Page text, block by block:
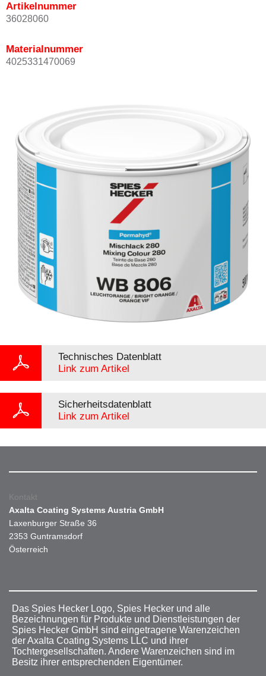
Artikelnummer
36028060
Materialnummer
4025331470069
Technisches Datenblatt
Link zum Artikel
Sicherheitsdatenblatt
Link zum Artikel
Kontakt
Axalta Coating Systems Austria GmbH
Laxenburger Straße 36
2353 Guntramsdorf
Österreich
Das Spies Hecker Logo, Spies Hecker und alle
Bezeichnungen für Produkte und Dienstleistungen der
Spies Hecker GmbH sind eingetragene Warenzeichen
der Axalta Coating Systems LLC und ihrer
Tochtergesellschaften. Andere Warenzeichen sind im
Besitz ihrer entsprechenden Eigentümer.